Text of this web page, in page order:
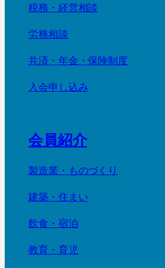
税務・経営相談
労務相談
共済・年金・保険制度
入会申し込み
会員紹介
製造業・ものづくり
建築・住まい
飲食・宿泊
教育・育児